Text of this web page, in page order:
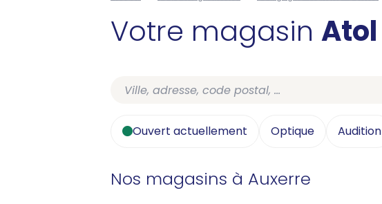
Votre magasin Atol
Ouvert actuellement Optique Audition
Nos magasins à Auxerre